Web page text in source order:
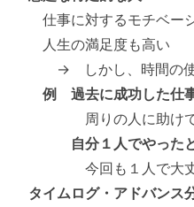
仕事に対するモチベー
人生の満足度も高い
→ しかし、時間の使
例 過去に成功した仕
周りの人に助けて
自分１人でやった
今回も１人で大丈
タイムログ・アドバンス